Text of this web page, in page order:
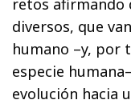
retos afirmando
diversos, que
humano –y, por
especie
evolución hacia